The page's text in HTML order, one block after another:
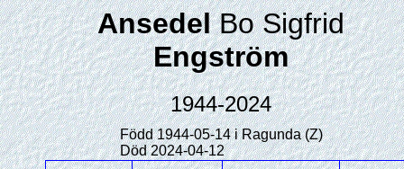
AnsedelBo Sigfrid
Engström
1944-2024
Född 1944-05-14 i Ragunda (Z)
Död 2024-04-12